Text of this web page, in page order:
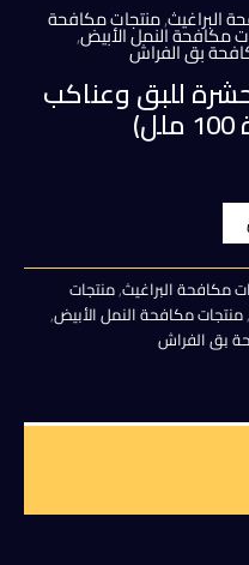
البراغيث,منتجات مكافحة
مكافحة النمل الأبيض,
بق الفراش
للبق وعناكب
مكافحة البراغيث,منتجات
,منتجات مكافحة النمل الأبيض,
بق الفراش